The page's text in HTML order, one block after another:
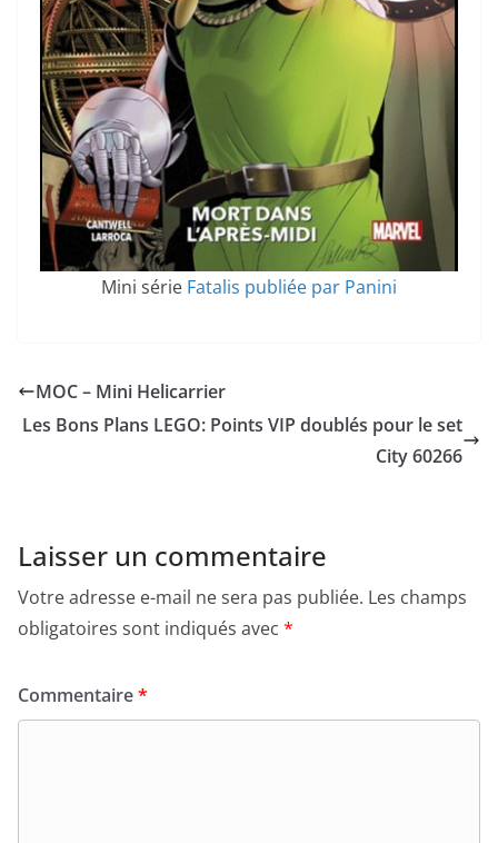
Mini série Fatalis publiée par Panini
MOC – Mini Helicarrier
Les Bons Plans LEGO: Points VIP doublés pour le set
City 60266
Laisser un commentaire
Votre adresse e-mail ne sera pas publiée. Les champs
obligatoires sont indiqués avec *
Commentaire*